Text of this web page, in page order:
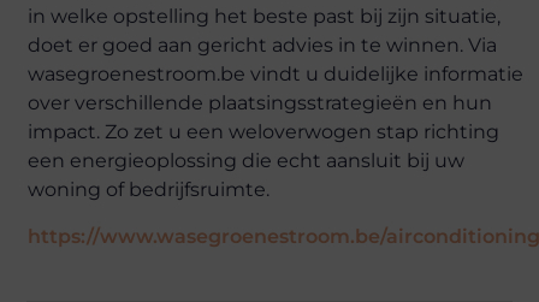
in welke opstelling het beste past bij zijn situatie,
doet er goed aan gericht advies in te winnen. Via
wasegroenestroom.be vindt u duidelijke informatie
over verschillende plaatsingsstrategieën en hun
impact. Zo zet u een weloverwogen stap richting
een energieoplossing die echt aansluit bij uw
woning of bedrijfsruimte.
https://www.wasegroenestroom.be/